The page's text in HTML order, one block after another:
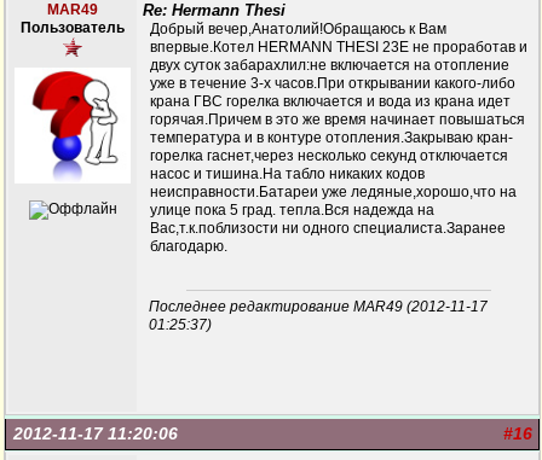
MAR49
Пользователь
Re: Hermann Thesi
Добрый вечер,Анатолий!Обращаюсь к Вам
впервые.Котел HERMANN THESI 23E не проработав и
двух суток забарахлил:не включается на отопление
уже в течение 3-х часов.При открывании какого-либо
крана ГВС горелка включается и вода из крана идет
горячая.Причем в это же время начинает повышаться
температура и в контуре отопления.Закрываю кран-
горелка гаснет,через несколько секунд отключается
насос и тишина.На табло никаких кодов
неисправности.Батареи уже ледяные,хорошо,что на
улице пока 5 град. тепла.Вся надежда на
Вас,т.к.поблизости ни одного специалиста.Заранее
благодарю.
Последнее редактирование MAR49 (2012-11-17
01:25:37)
#16
2012-11-17 11:20:06